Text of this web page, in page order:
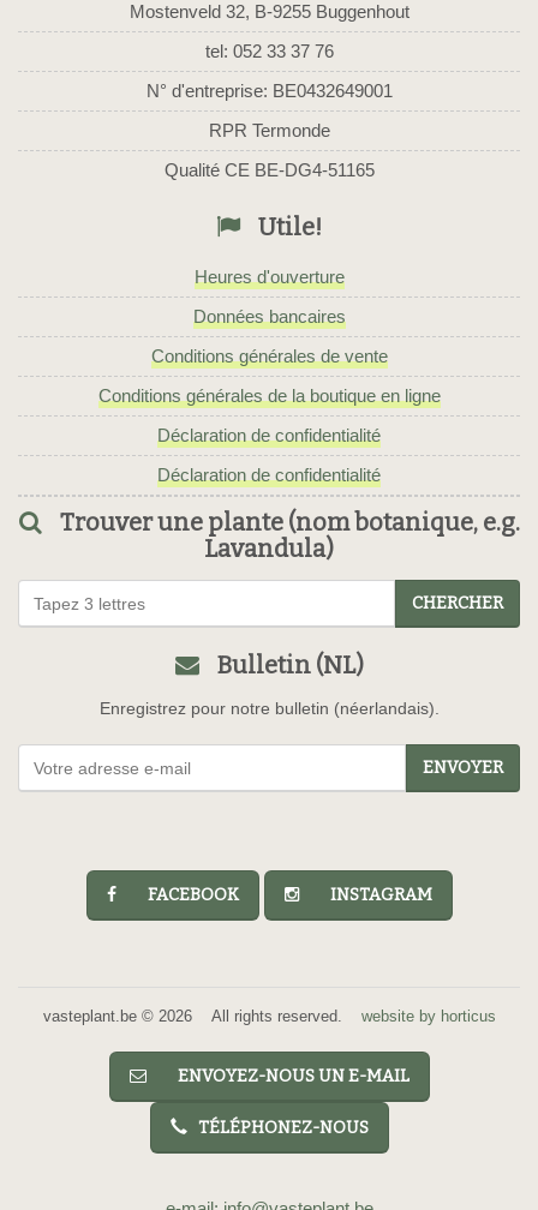
Mostenveld 32, B-9255 Buggenhout
tel: 052 33 37 76
N° d'entreprise: BE0432649001
RPR Termonde
Qualité CE BE-DG4-51165
Utile!
Heures d'ouverture
Données bancaires
Conditions générales de vente
Conditions générales de la boutique en ligne
Déclaration de confidentialité
Déclaration de confidentialité
Trouver une plante (nom botanique, e.g.
Lavandula)
CHERCHER
Bulletin (NL)
Enregistrez pour notre bulletin (néerlandais).
ENVOYER
FACEBOOK INSTAGRAM
vasteplant.be © 2026 All rights reserved. website by horticus
ENVOYEZ-NOUS UN E-MAIL
TÉLÉPHONEZ-NOUS